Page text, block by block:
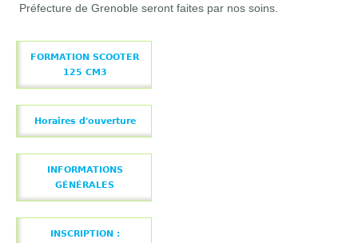
Préfecture de Grenoble seront faites par nos soins.
FORMATION SCOOTER
125 CM3
Horaires d'ouverture
INFORMATIONS
GÉNÉRALES
INSCRIPTION :